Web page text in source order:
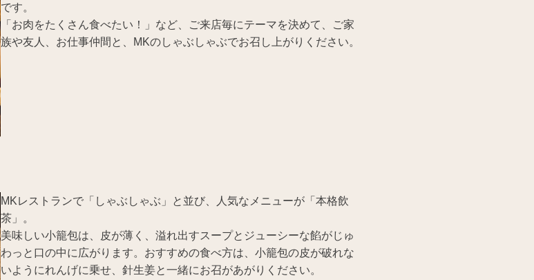
です。
「お肉をたくさん食べたい！」など、ご来店毎にテーマを決めて、ご家
族や友人、お仕事仲間と、MKのしゃぶしゃぶでお召し上がりください。
MKレストランで「しゃぶしゃぶ」と並び、人気なメニューが「本格飲
茶」。
美味しい小籠包は、皮が薄く、溢れ出すスープとジューシーな餡がじゅ
わっと口の中に広がります。おすすめの食べ方は、小籠包の皮が破れな
いようにれんげに乗せ、針生姜と一緒にお召があがりください。